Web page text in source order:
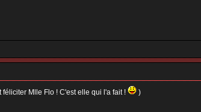
féliciter Mlle Flo ! C'est elle qui l'a fait !
)